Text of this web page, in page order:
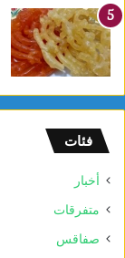
ت
ي
فئات
أخبار
متفرقات
صفاقس